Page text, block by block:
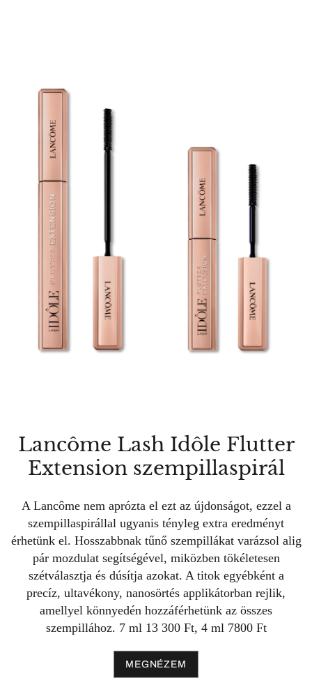
Lancôme Lash Idôle Flutter
Extension szempillaspirál
A Lancôme nem aprózta el ezt az újdonságot, ezzel a
szempillaspirállal ugyanis tényleg extra eredményt
érhetünk el. Hosszabbnak tűnő szempillákat varázsol alig
pár mozdulat segítségével, miközben tökéletesen
szétválasztja és dúsítja azokat. A titok egyébként a
precíz, ultavékony, nanosörtés applikátorban rejlik,
amellyel könnyedén hozzáférhetünk az összes
szempillához. 7 ml 13 300 Ft, 4 ml 7800 Ft
MEGNÉZEM